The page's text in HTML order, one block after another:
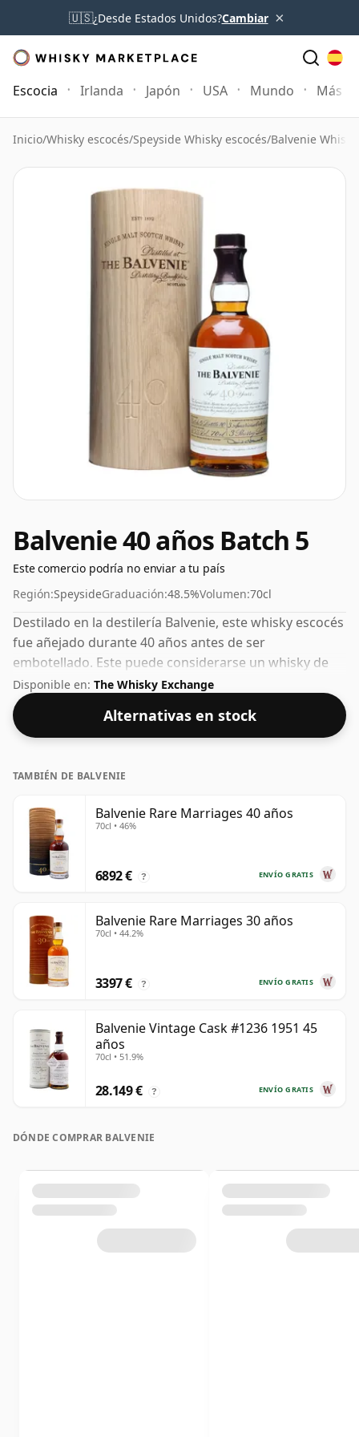
🇺🇸¿Desde Estados Unidos?Cambiar ×
Escocia Irlanda Japón USA Mundo Más
Inicio/Whisky escocés/Speyside Whisky escocés/Balvenie Whisky
Balvenie 40 años Batch 5
Este comercio podría no enviar a tu país
Región:SpeysideGraduación:48.5%Volumen:70cl
Destilado en la destilería Balvenie, este whisky escocés
fue añejado durante 40 años antes de ser
embotellado. Este puede considerarse un whisky de
mayor concentración, con un ABV del 48,5%. Se
presenta en el tamaño de embotellado habitual de 70
cl.
Disponible en: The Whisky Exchange
Alternativas en stock
TAMBIÉN DE BALVENIE
Balvenie Rare Marriages 40 años
70cl • 46%
ENVÍO GRATIS
6892 € ?
Balvenie Rare Marriages 30 años
70cl • 44.2%
ENVÍO GRATIS
3397 € ?
Balvenie Vintage Cask #1236 1951 45
años
70cl • 51.9%
ENVÍO GRATIS
28.149 € ?
DÓNDE COMPRAR BALVENIE